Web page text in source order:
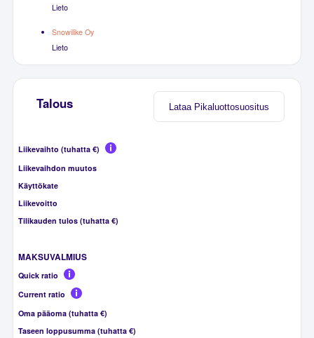
Lieto
Snowilike Oy
Lieto
Lataa Pikaluottosuositus
Talous
Liikevaihto (tuhatta €)
Liikevaihdon muutos
Käyttökate
Liikevoitto
Tilikauden tulos (tuhatta €)
MAKSUVALMIUS
Quick ratio
Current ratio
Oma pääoma (tuhatta €)
Taseen loppusumma (tuhatta €)